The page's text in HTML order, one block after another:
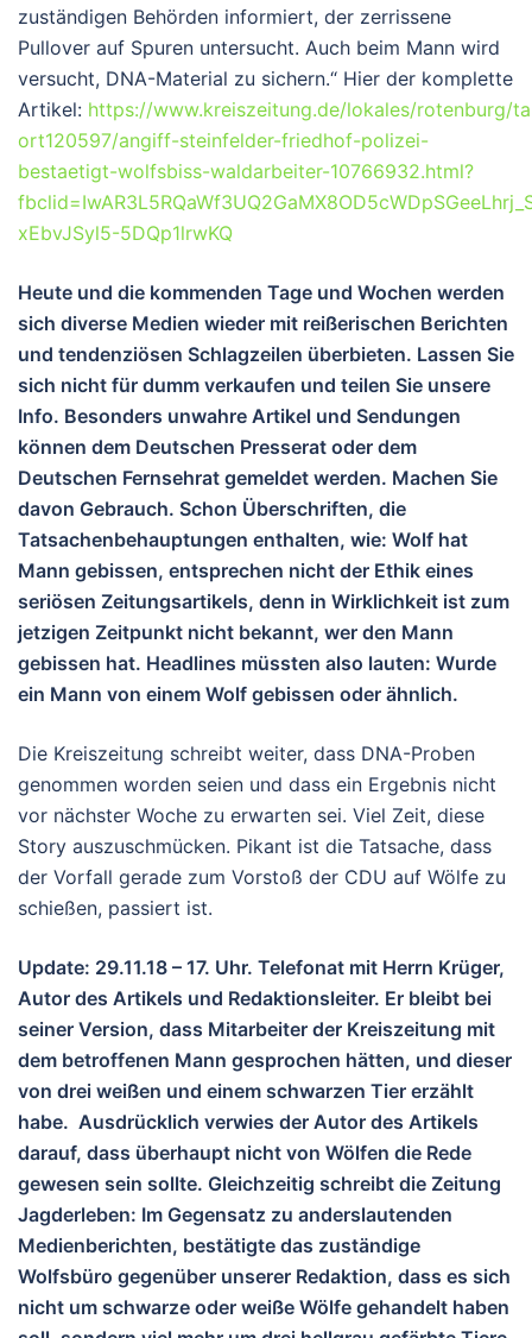
zuständigen Behörden informiert, der zerrissene
Pullover auf Spuren untersucht. Auch beim Mann wird
versucht, DNA-Material zu sichern.“ Hier der komplette
Artikel: https://www.kreiszeitung.de/lokales/rotenburg/
ort120597/angiff-steinfelder-friedhof-polizei-
bestaetigt-wolfsbiss-waldarbeiter-10766932.html?
xEbvJSyl5-5DQp1lrwKQ
Heute und die kommenden Tage und Wochen werden
sich diverse Medien wieder mit reißerischen Berichten
und tendenziösen Schlagzeilen überbieten. Lassen Sie
sich nicht für dumm verkaufen und teilen Sie unsere
Info. Besonders unwahre Artikel und Sendungen
können dem Deutschen Presserat oder dem
Deutschen Fernsehrat gemeldet werden. Machen Sie
davon Gebrauch. Schon Überschriften, die
Tatsachenbehauptungen enthalten, wie: Wolf hat
Mann gebissen, entsprechen nicht der Ethik eines
seriösen Zeitungsartikels, denn in Wirklichkeit ist zum
jetzigen Zeitpunkt nicht bekannt, wer den Mann
gebissen hat. Headlines müssten also lauten: Wurde
ein Mann von einem Wolf gebissen oder ähnlich.
Die Kreiszeitung schreibt weiter, dass DNA-Proben
genommen worden seien und dass ein Ergebnis nicht
vor nächster Woche zu erwarten sei. Viel Zeit, diese
Story auszuschmücken. Pikant ist die Tatsache, dass
der Vorfall gerade zum Vorstoß der CDU auf Wölfe zu
schießen, passiert ist.
Update: 29.11.18 – 17. Uhr. Telefonat mit Herrn Krüger,
Autor des Artikels und Redaktionsleiter. Er bleibt bei
seiner Version, dass Mitarbeiter der Kreiszeitung mit
dem betroffenen Mann gesprochen hätten, und dieser
von drei weißen und einem schwarzen Tier erzählt
habe. Ausdrücklich verwies der Autor des Artikels
darauf, dass überhaupt nicht von Wölfen die Rede
gewesen sein sollte. Gleichzeitig schreibt die Zeitung
Jagderleben: Im Gegensatz zu anderslautenden
Medienberichten, bestätigte das zuständige
Wolfsbüro gegenüber unserer Redaktion, dass es sich
nicht um schwarze oder weiße Wölfe gehandelt haben